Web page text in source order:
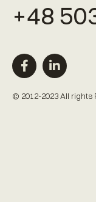
+48
© 2012-2023 All rights